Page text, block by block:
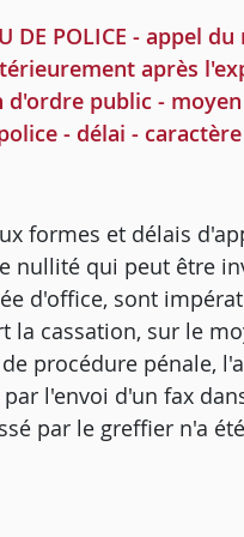
DE POLICE -
après
d'ordre public -
- délai -
formes et délais
nullité qui peut être
d'office, sont
la cassation, sur le
procédure pénale,
l'envoi d'un fax
par le greffier n'a